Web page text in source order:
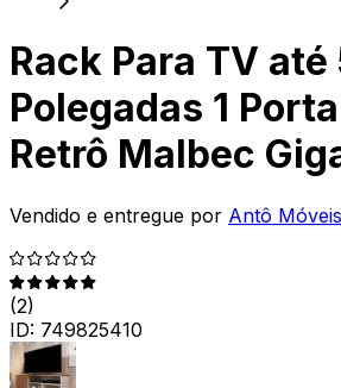
Rack Para TV até
Polegadas 1
Retrô Malbec
Vendido e entregue por Antô Móveis
(2)
ID: 749825410